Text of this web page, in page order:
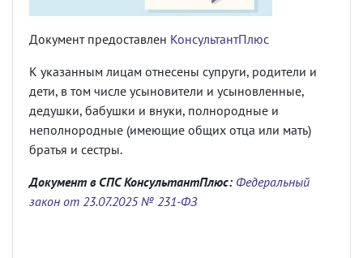
Документ предоставлен КонсультантПлюс
К указанным лицам отнесены супруги, родители и
дети, в том числе усыновители и усыновленные,
дедушки, бабушки и внуки, полнородные и
неполнородные (имеющие общих отца или мать)
братья и сестры.
Документ в СПС КонсультантПлюс: Федеральный
закон от 23.07.2025 № 231-ФЗ